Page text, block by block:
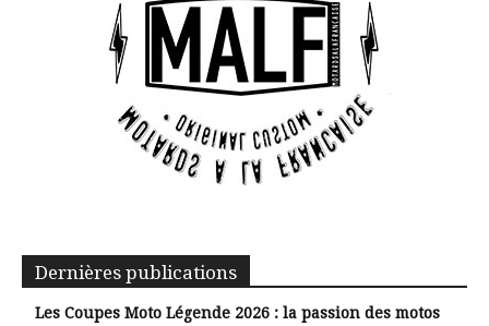
Dernières publications
Les Coupes Moto Légende 2026 : la passion des motos